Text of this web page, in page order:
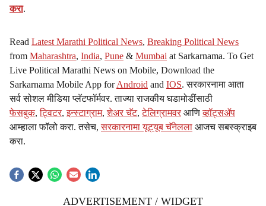
करा.
Read Latest Marathi Political News, Breaking Political News
from Maharashtra, India, Pune & Mumbai at Sarkarnama. To Get
Live Political Marathi News on Mobile, Download the
Sarkarnama Mobile App forAndroid and IOS. सरकारनामा आता
सर्व सोशल मीडिया प्लॅटफॉर्मवर. ताज्या राजकीय घडामोडींसाठी
फेसबुक,ट्विटर,इन्स्टाग्राम,शेअर चॅट,टेलिग्रामवर आणिव्हॉट्सॲप
आम्हाला फॉलो करा. तसेच,सरकारनामा यूट्यूब चॅनेलला आजच सबस्क्राइब
करा.
ADVERTISEMENT / WIDGET